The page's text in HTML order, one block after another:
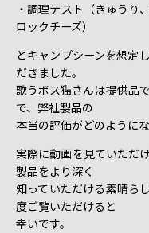
・調理テスト（きゅうり
ロックチーズ）
とキャンプシーンを想定
だきました。
歌うボス猫さんは提供品
で、弊社製品の
本当の評価がどのように
実際に動画を見ていただ
製品をより深く
知っていただける素晴ら
度ご覧いただけると
幸いです。